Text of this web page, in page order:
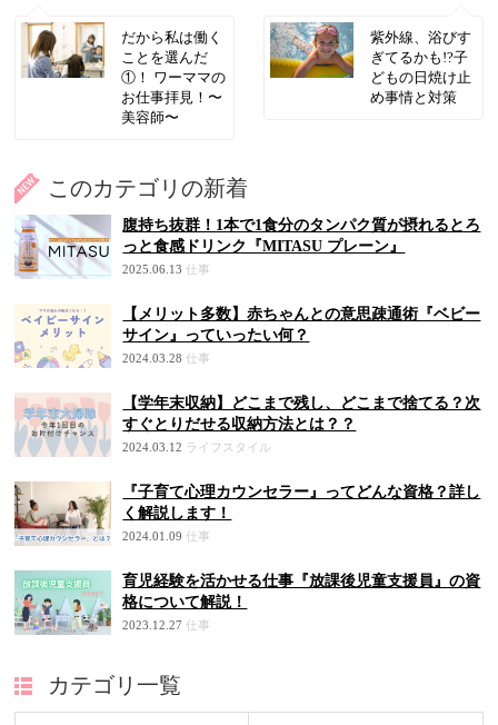
だから私は働く
ことを選んだ
①！ ワーママの
お仕事拝見！〜
美容師〜
紫外線、浴びす
ぎてるかも!?子
どもの日焼け止
め事情と対策
このカテゴリの新着
腹持ち抜群！1本で1食分のタンパク質が摂れるとろ
っと食感ドリンク『MITASU プレーン』
2025.06.13 仕事
【メリット多数】赤ちゃんとの意思疎通術『ベビー
サイン』っていったい何？
2024.03.28 仕事
【学年末収納】どこまで残し、どこまで捨てる？次
すぐとりだせる収納方法とは？？
2024.03.12 ライフスタイル
『子育て心理カウンセラー』ってどんな資格？詳し
く解説します！
2024.01.09 仕事
育児経験を活かせる仕事『放課後児童支援員』の資
格について解説！
2023.12.27 仕事
カテゴリ一覧